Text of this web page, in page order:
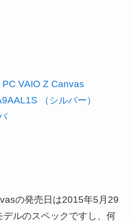
VAIO Z Canvas
（シルバー）
の発売日は2015年5月29
デルのスペックですし、何